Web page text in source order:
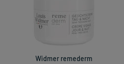
Widmer remederm